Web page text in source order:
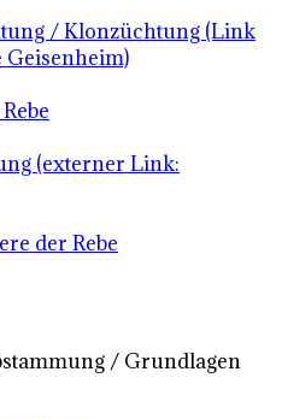
/ Klonzüchtung (Link
Link:
der Rebe
/ Grundlagen